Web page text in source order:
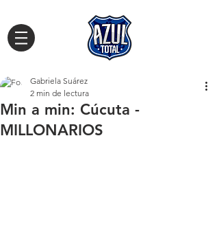
Min a min: Cúcuta -
MILLONARIOS
Gabriela Suárez
2 min de lectura